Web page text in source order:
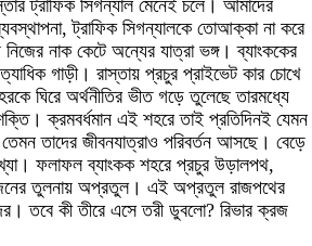
ট্রাফিক সিগন্যাল মেনেই চলে। আমাদের
ট্রাফিক সিগন্যালকে তোআক্কা না করে
নিজের নাক কেটে অন্যের যাত্রা ভঙ্গ। ব্যাংককের
গাড়ী। রাস্তায় প্রচুর প্রাইভেট কার চোখে
ঘিরে অর্থনীতির ভীত গড়ে তুলেছে তারমধ্যে
ক্রমবর্ধমান এই শহরে তাই প্রতিদিনই যেমন
তেমন তাদের জীবনযাত্রাও পরিবর্তন আসছে। বেড়ে
ফলাফল ব্যাংকক শহরে প্রচুর উড়ালপথ,
তুলনায় অপ্রতুল। এই অপ্রতুল রাজপথের
তবে কী তীরে এসে তরী ডুবলো? রিভার ক্রজ